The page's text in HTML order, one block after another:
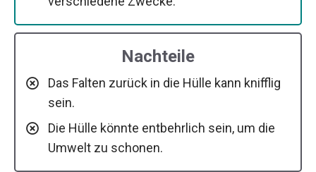
Nachteile
Das Falten zurück in die Hülle kann knifflig
sein.
Die Hülle könnte entbehrlich sein, um die
Umwelt zu schonen.